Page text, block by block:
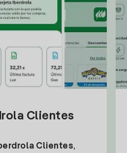
Clientes
Clientes,